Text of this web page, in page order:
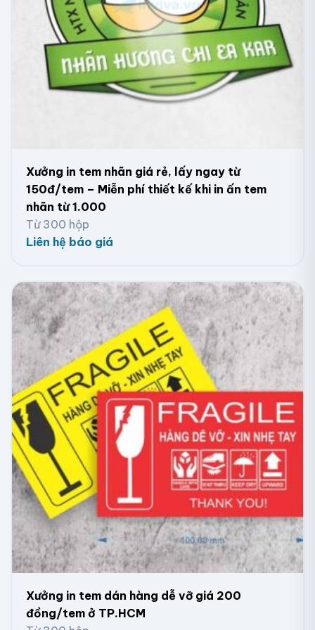
Mẫu tem dán hộp đựng khô gà lá chanh
Xưởng in tem nhãn giá rẻ, lấy ngay từ
150đ/tem – Miễn phí thiết kế khi in ấn tem
nhãn từ 1.000
Từ 300 hộp
Liên hệ báo giá
Xưởng in tem dán hàng dễ vỡ giá 200
đồng/tem ở TP.HCM